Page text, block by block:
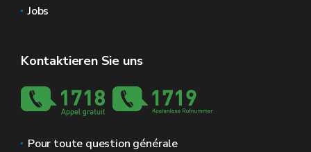
Jobs
Kontaktieren Sie uns
Pour toute question générale